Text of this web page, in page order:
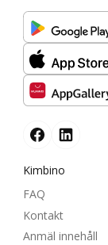
Kimbino
FAQ
Kontakt
Anmäl innehåll